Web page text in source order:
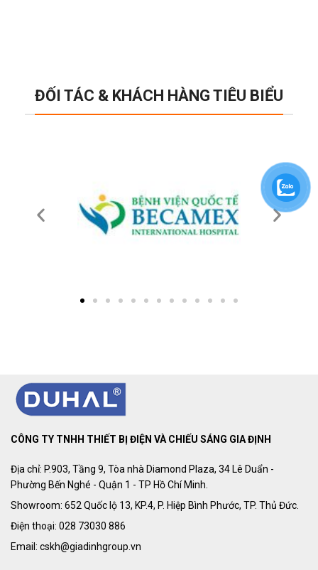
ĐỐI TÁC & KHÁCH HÀNG TIÊU BIỂU
CÔNG TY TNHH THIẾT BỊ ĐIỆN VÀ CHIẾU SÁNG GIA ĐỊNH
Địa chỉ: P.903, Tầng 9, Tòa nhà Diamond Plaza, 34 Lê Duẩn -
Phường Bến Nghé - Quận 1 - TP Hồ Chí Minh.
Showroom: 652 Quốc lộ 13, KP.4, P. Hiệp Bình Phước, TP. Thủ Đức.
Điện thoại: 028 73030 886
Email: cskh@giadinhgroup.vn